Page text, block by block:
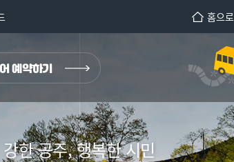
홈으로
강한 공주, 행복한 시민